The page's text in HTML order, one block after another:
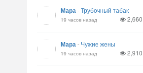
Мара-Трубочный табак
19 часов назад 2,660
Мара- Чужие жены
19 часов назад 2,910